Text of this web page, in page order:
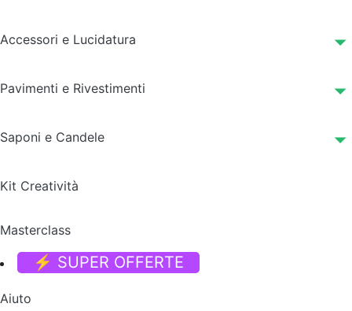
Accessori e Lucidatura
Pavimenti e Rivestimenti
Saponi e Candele
Kit Creatività
Masterclass
⚡ SUPER OFFERTE
Aiuto